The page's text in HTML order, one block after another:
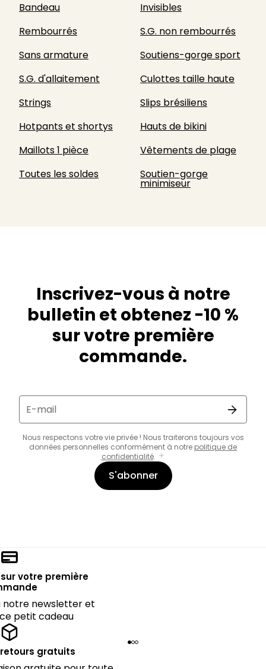
Bandeau
Invisibles
Rembourrés
S.G. non rembourrés
Sans armature
Soutiens-gorge sport
S.G. d'allaitement
Culottes taille haute
Strings
Slips brésiliens
Hotpants et shortys
Hauts de bikini
Maillots 1 pièce
Vêtements de plage
Toutes les soldes
Soutien-gorge
minimiseur
Inscrivez-vous à notre
bulletin et obtenez -10 %
sur votre première
commande.
E-mail
Nous respectons votre vie privée ! Nous traiterons toujours vos
données personnelles conformément à notre politique de
confidentialité.
S'abonner
votre première
notre newsletter et
petit cadeau
gratuits